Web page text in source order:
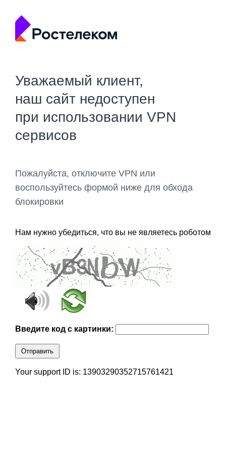
Уважаемый клиент,
наш сайт недоступен
при использовании VPN
сервисов
Пожалуйста, отключите VPN или
воспользуйтесь формой ниже для обхода
блокировки
Нам нужно убедиться, что вы не являетесь роботом
Введите код с картинки:
Отправить
Your support ID is: 13903290352715761421